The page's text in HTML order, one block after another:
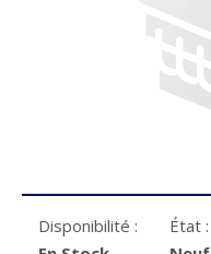
Disponibilité :
État :